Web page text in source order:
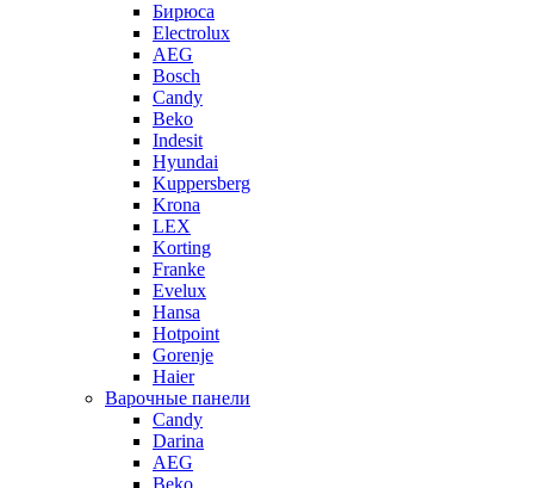
Бирюса
Electrolux
AEG
Bosch
Candy
Beko
Indesit
Hyundai
Kuppersberg
Krona
LEX
Korting
Franke
Evelux
Hansa
Hotpoint
Gorenje
Haier
Варочные панели
Candy
Darina
AEG